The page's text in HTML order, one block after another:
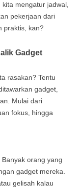
mengatur jadwal,
pekerjaan dari
praktis, kan?
Gadget
rasakan? Tentu
gadget,
Mulai dari
fokus, hingga
orang yang
gadget mereka.
gelisah kalau